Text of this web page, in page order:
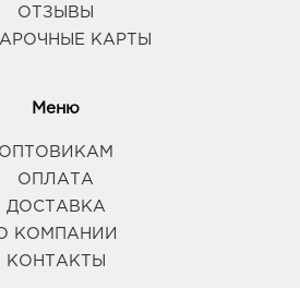
д. 1А
обл, г Курск, ул Карла Маркса,
10:00 - 22:00
ОТЗЫВЫ
КАРТЫ
Меню
ОПТОВИКАМ
ОПЛАТА
ДОСТАВКА
КОМПАНИИ
КОНТАКТЫ